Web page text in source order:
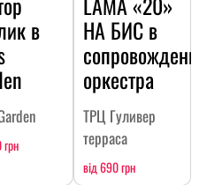
в НА БИC в
сопровождении
оркестра
ТРЦ Гуливер
терраса
від 690 грн